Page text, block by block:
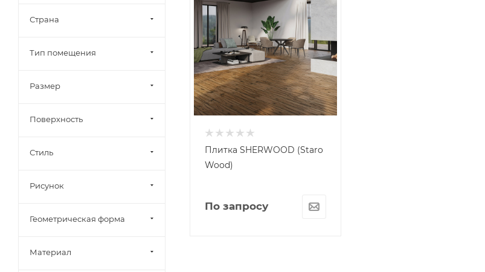
Плитка SHERWOOD (Staro
Wood)
По запросу
Страна
Тип помещения
Размер
Поверхность
Стиль
Рисунок
Геометрическая форма
Материал